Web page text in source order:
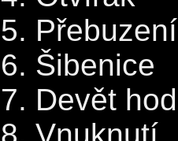
5.
6. Šibenice
7. Devět